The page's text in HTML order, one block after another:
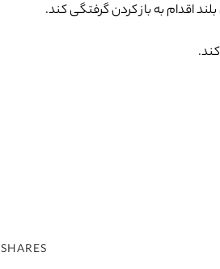
اقدام به باز کردن گرفتگی کند.
SHARES